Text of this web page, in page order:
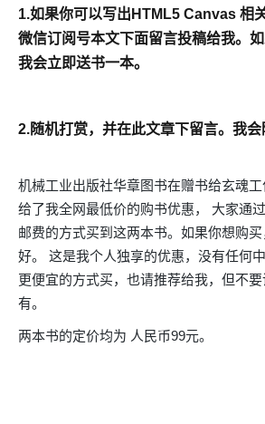
1.如果你可以写出HTML5 Canvas 相
微信订阅号本文下面留言投稿给我。
我会立即送书一本。
2.随机打赏，并在此文章下留言。我会
机械工业出版社华章图书在赠书给玄魂
给了我全网最低价的购书优惠， 大家通
邮费的方式买到这两本书。如果你想购
好。 这是我个人独享的优惠，没有任何
更便宜的方式买，也请推荐给我，但不
有。
两本书的定价均为 人民币99元。